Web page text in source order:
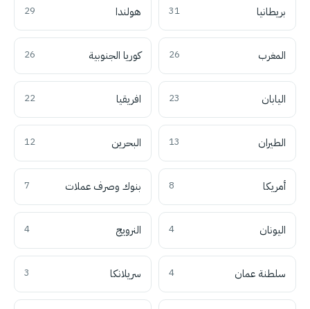
بريطانيا 31 هولندا 29
المغرب 26 كوريا الجنوبية 26
اليابان 23 افريقيا 22
الطيران 13 البحرين 12
أمريكا 8 بنوك وصرف عملات 7
اليونان 4 النرويج 4
سلطنة عمان 4 سريلانكا 3